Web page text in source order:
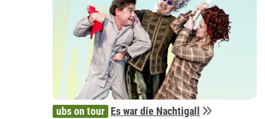
ubs on tour Es war die Nachtigall